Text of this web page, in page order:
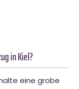
in Kiel?
eine grobe